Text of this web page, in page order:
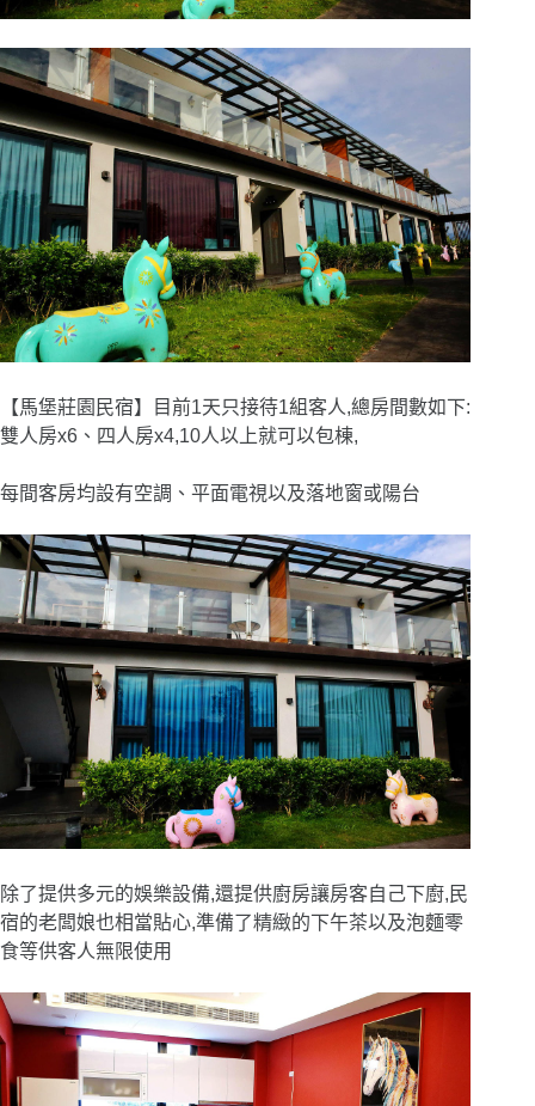
【馬堡莊園民宿】目前1天只接待1組客人,總房間數如下:
雙人房x6、四人房x4,10人以上就可以包棟,
每間客房均設有空調、平面電視以及落地窗或陽台
除了提供多元的娛樂設備,還提供廚房讓房客自己下廚,民
宿的老闆娘也相當貼心,準備了精緻的下午茶以及泡麵零
食等供客人無限使用